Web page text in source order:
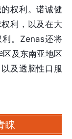
权利。诺诚健
利，以及在大
。Zenas还将
及东南亚地区
及透脑性口服
睐